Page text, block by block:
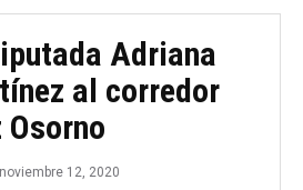
Adriana
al corredor
Osorno
noviembre 12, 2020